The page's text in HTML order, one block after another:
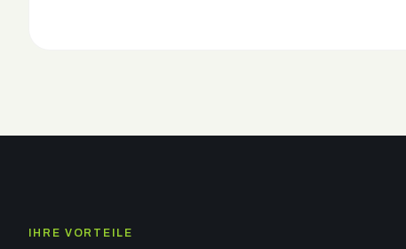
IHRE VORTEILE